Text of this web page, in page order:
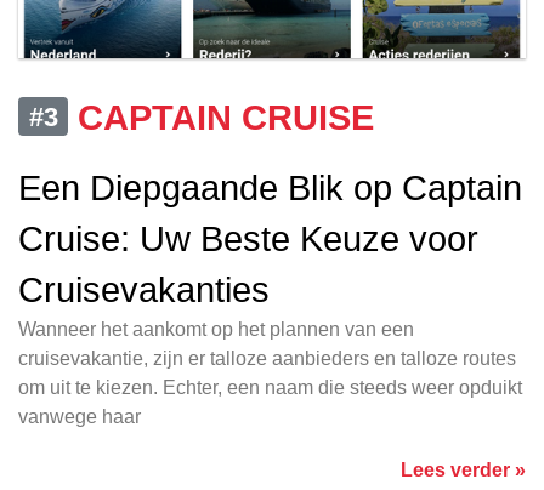
#3
CAPTAIN CRUISE
Een Diepgaande Blik op Captain
Cruise: Uw Beste Keuze voor
Cruisevakanties
Wanneer het aankomt op het plannen van een
cruisevakantie, zijn er talloze aanbieders en talloze routes
om uit te kiezen. Echter, een naam die steeds weer opduikt
vanwege haar
Lees verder »